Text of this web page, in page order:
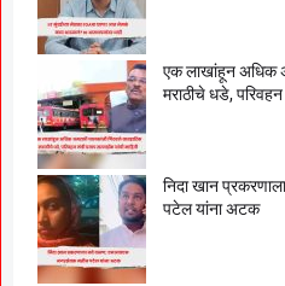
एक लाखांहून अधिक
मराठीचे धडे, परिवहन
निदा खान
पटेल यांना अटक